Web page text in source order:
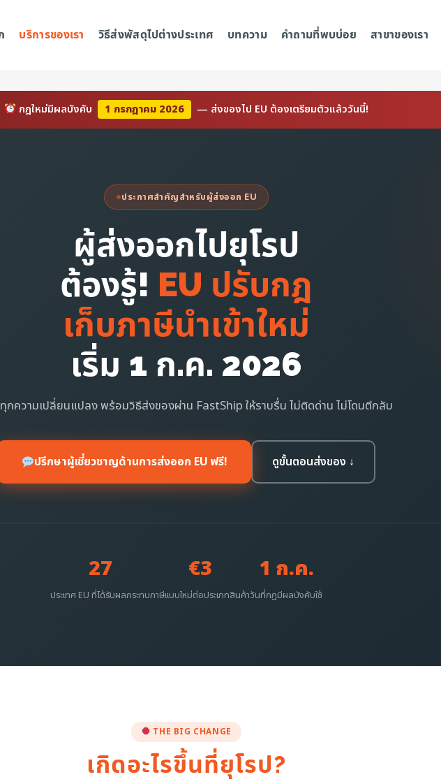
บริการของเรา วิธีส่งพัสดุไปต่างประเทศ บทความ คำถามที่พบบ่อย สาขาของเรา
กฎใหม่มีผลบังคับ 1 กรกฎาคม 2026 — ส่งของไป EU ต้องเตรียมตัวแล้ววันนี้!
ประกาศสำคัญสำหรับผู้ส่งออก EU
ผู้ส่งออกไปยุโรป
ต้องรู้! EU ปรับกฎ
เก็บภาษีนำเข้าใหม่
เริ่ม 1 ก.ค. 2026
กความเปลี่ยนแปลง พร้อมวิธีส่งของผ่าน FastShip ให้ราบรื่น ไม่ติดด่าน ไม่โดนตีกลับ
ปรึกษาผู้เชี่ยวชาญด้านการส่งออก EU ฟรี! ดูขั้นตอนส่งของ ↓
27
ประเทศ EU ที่ได้รับผลกระทบ
€3
ภาษีแบบใหม่ต่อประเภทสินค้า
1 ก.ค.
วันที่กฎมีผลบังคับใช้
THE BIG CHANGE
เกิดอะไรขึ้นที่ยุโรป?